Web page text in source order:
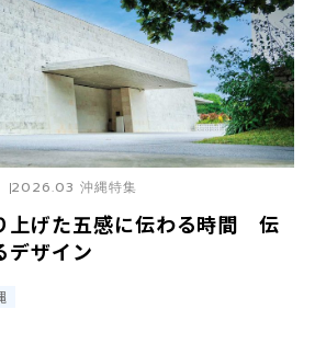
上げた五感に伝わる時間 伝
デザイン
2026.03 沖縄特集